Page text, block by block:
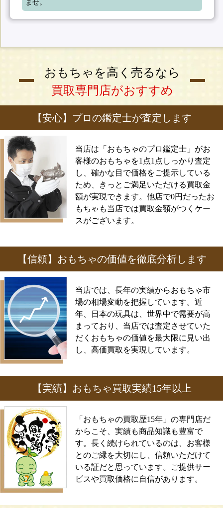
ませ。
おもちゃを高く売るなら
買取専門店がおすすめ
【安心】プロの鑑定士が査定します
当店は「おもちゃのプロ鑑定士」がお
客様のおもちゃを1点1点しっかり査定
し、確かな目で価格をご提示している
ため、きっとご満足いただける買取金
額が実現できます。他店で0円だったお
もちゃも当店では買取金額がつくケー
スがございます。
【信頼】おもちゃの価値を徹底分析します
当店では、長年の実績からおもちゃ市
場の相場変動を把握しています。近
年、日本の玩具は、世界中で需要が高
まっており、当店では査定させていた
だくおもちゃの価値を最大限に見い出
し、高価買取を実現しています。
【実績】おもちゃ買取実績15年以上
「おもちゃの買取歴15年」の専門店だ
からこそ、実績も商品知識も豊富で
す。長く続けられているのは、お客様
とのご縁を大切にし、信頼いただけて
いる証だと思っています。ご提供サー
ビスや買取価格に自信があります。